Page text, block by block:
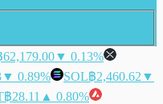
62,179.00▼ 0.13%
▼ 0.89% SOL฿2,460.62 ▼
฿28.11 ▲ 0.80%